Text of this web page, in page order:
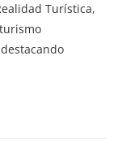
Turística,